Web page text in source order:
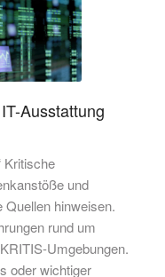
Ausstattung
Kritische
und
Quellen hinweisen.
rund um
Umgebungen.
oder wichtiger